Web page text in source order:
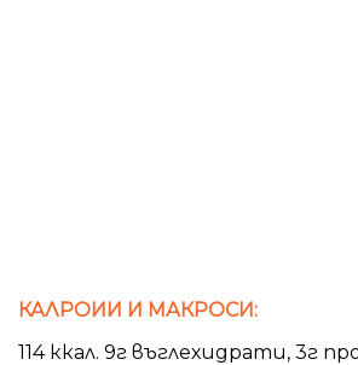
КАЛРОИИ И МАКРОСИ:
114 ккал. 9г въглехидрати, 3г